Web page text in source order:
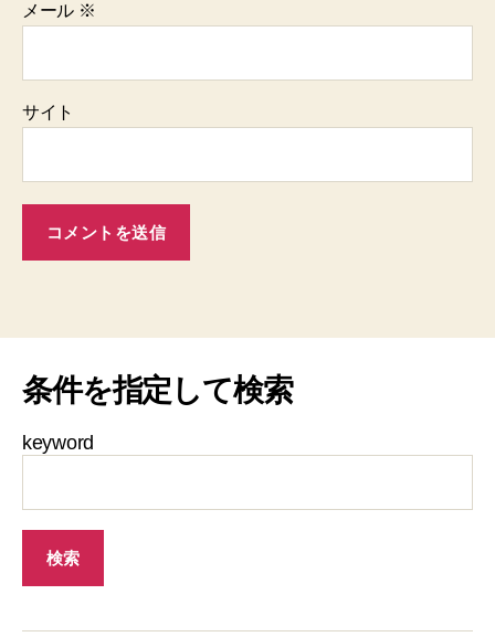
メール ※
サイト
条件を指定して検索
keyword